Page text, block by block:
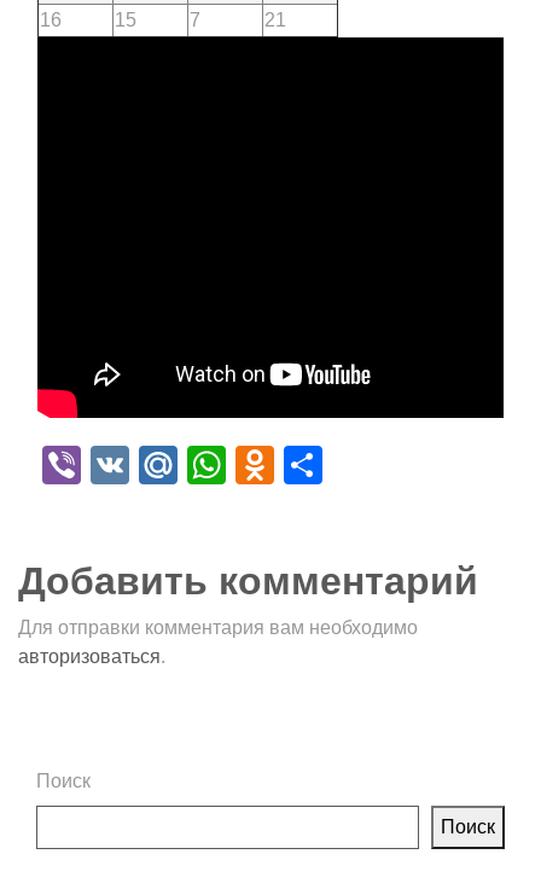
16
15 7 21
Viber
VK Mail.Ru
WhatsApp
Odnoklassniki
Добавить комментарий
Для отправки комментария вам необходимо
авторизоваться.
Поиск
Поиск